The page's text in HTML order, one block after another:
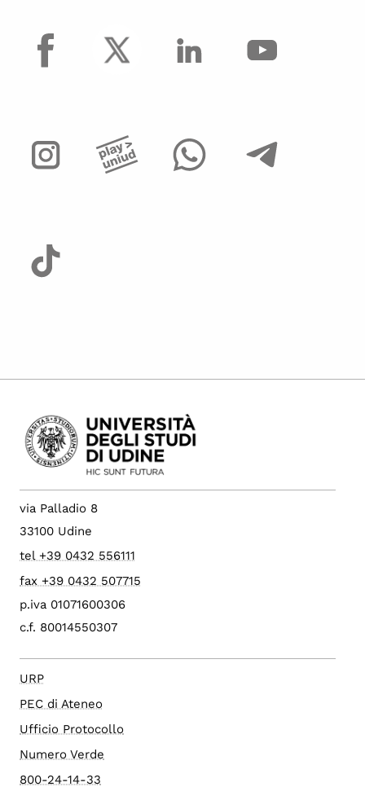
facebook
via Palladio 8
33100 Udine
tel +39 0432 556111
fax +39 0432 507715
p.iva 01071600306
c.f. 80014550307
URP
PEC di Ateneo
Ufficio Protocollo
Numero Verde
800-24-14-33